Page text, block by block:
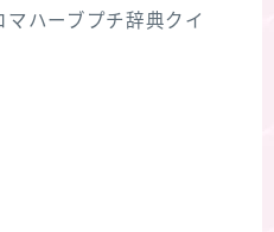
マハーブプチ辞典クイ